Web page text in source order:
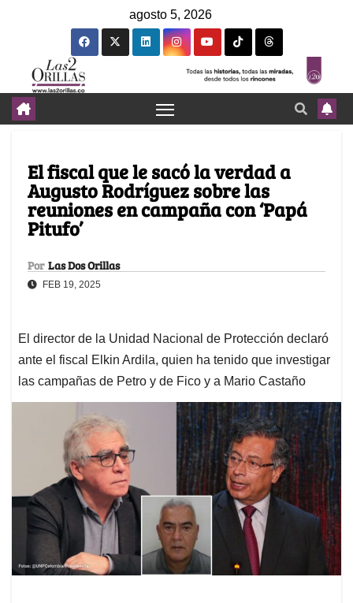
agosto 5, 2026
El fiscal que le sacó la verdad a
Augusto Rodríguez sobre las
reuniones en campaña con ‘Papá
Pitufo’
Por Las Dos Orillas
FEB 19, 2025
El director de la Unidad Nacional de Protección declaró
ante el fiscal Elkin Ardila, quien ha tenido que investigar
las campañas de Petro y de Fico y a Mario Castaño